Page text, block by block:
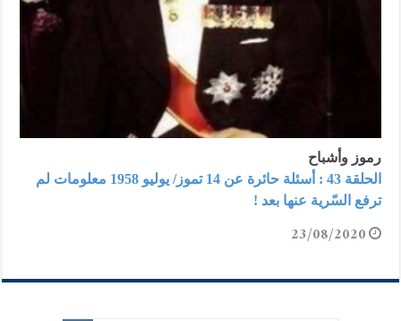
رموز وأشباح
الحلقة 43 : أسئلة حائرة عن 14 تموز/ يوليو 1958 معلومات لم
ترفع السّرية عنها بعد !
23/08/2020